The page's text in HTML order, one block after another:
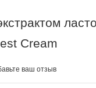
Cream
ваш отзыв